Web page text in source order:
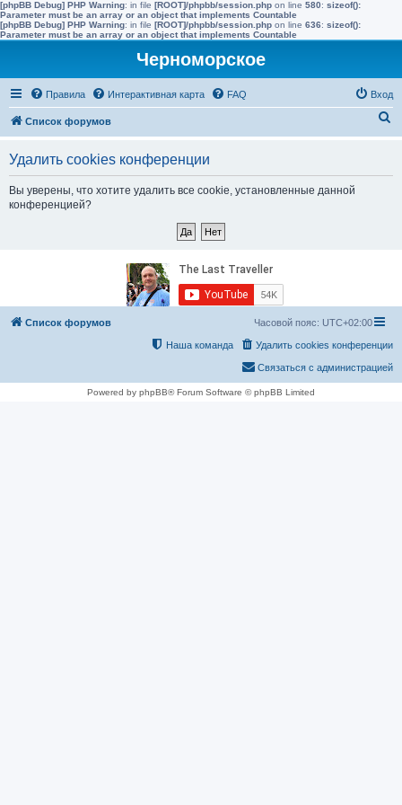
[phpBB Debug] PHP Warning: in file [ROOT]/phpbb/session.php on line 580: sizeof():
Parameter must be an array or an object that implements Countable
[phpBB Debug] PHP Warning: in file [ROOT]/phpbb/session.php on line 636: sizeof():
Parameter must be an array or an object that implements Countable
Черноморское
Правила Интерактивная карта FAQ Вход
Список форумов
Удалить cookies конференции
Вы уверены, что хотите удалить все cookie, установленные данной
конференцией?
Список форумов Часовой пояс: UTC+02:00
Удалить cookies конференции
Наша команда
Связаться с администрацией
Powered by phpBB® Forum Software © phpBB Limited